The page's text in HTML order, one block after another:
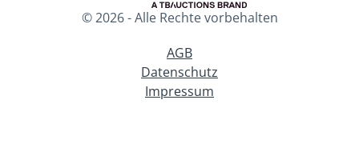
© 2026 - Alle Rechte vorbehalten
AGB
Datenschutz
Impressum